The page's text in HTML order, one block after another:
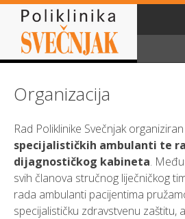
Skip
content
Organizacija
Rad Poliklinike Svečnjak
specijalističkih ambulanti te
dijagnostičkog kabineta.
svih članova stručnog liječničkog
rada ambulanti pacijentima
specijalističku zdravstvenu zaštitu,